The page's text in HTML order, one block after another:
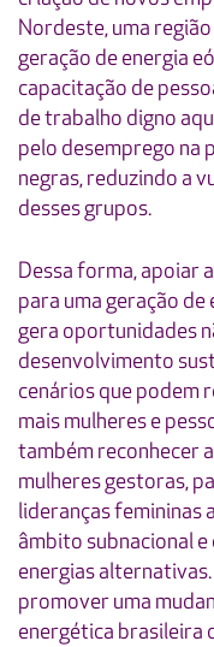
Nordeste, uma
geração de energia
capacitação de
de trabalho digno
pelo desemprego na
negras, reduzindo a
desses grupos.
Dessa forma, apoiar
para uma geração
gera oportunidades
desenvolvimento
cenários que podem
mais mulheres e
também reconhecer
mulheres gestoras,
lideranças femininas
âmbito subnacional
energias
promover uma
energética brasileira